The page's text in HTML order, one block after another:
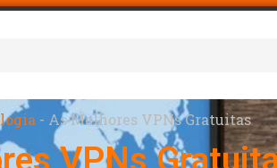
- As Melhores VPNs Gratuitas